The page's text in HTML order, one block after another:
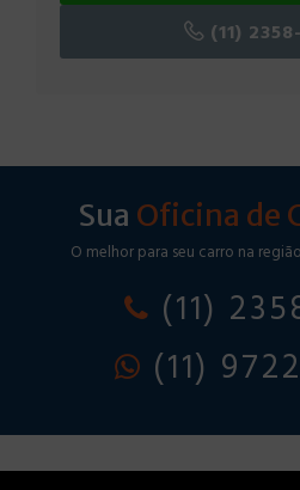
(11)
Sua Oficina de
O melhor para seu carro na
(11)
(11)